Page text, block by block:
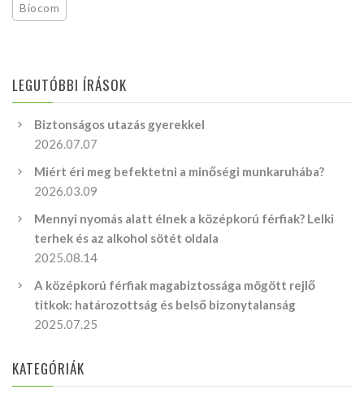
Biocom
LEGUTÓBBI ÍRÁSOK
Biztonságos utazás gyerekkel
2026.07.07
Miért éri meg befektetni a minőségi munkaruhába?
2026.03.09
Mennyi nyomás alatt élnek a középkorú férfiak? Lelki
terhek és az alkohol sötét oldala
2025.08.14
A középkorú férfiak magabiztossága mögött rejlő
titkok: határozottság és belső bizonytalanság
2025.07.25
KATEGÓRIÁK